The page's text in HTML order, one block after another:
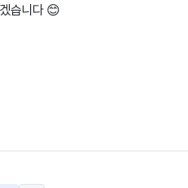
습니다 😊